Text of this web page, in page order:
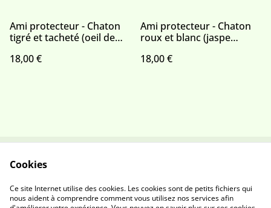
Ami protecteur - Chaton
tigré et tacheté (oeil de
18,00 €
Ami protecteur - Chaton
roux et blanc (jaspe
18,00 €
Politique de
confidentialité
Politique de cookies
Cookies
Ce site Internet utilise des cookies. Les cookies sont de petits fichiers qui
nous aident à comprendre comment vous utilisez nos services afin